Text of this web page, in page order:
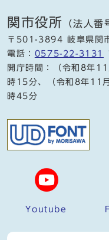
関市役所 （法人
〒501-3894 岐阜県関
電話： 0575-22-3131
開庁時間：（令和8年
時15分、（令和8年11
時45分
Youtube